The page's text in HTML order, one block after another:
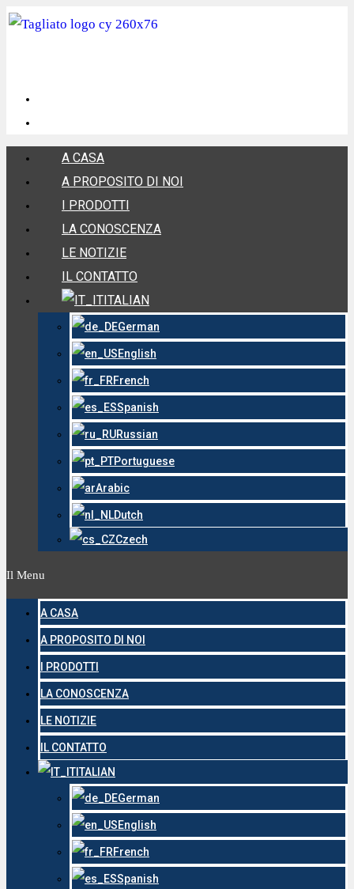
A CASA
A PROPOSITO DI NOI
I PRODOTTI
LA CONOSCENZA
LE NOTIZIE
IL CONTATTO
ITALIAN
German
English
French
Spanish
Russian
Portuguese
Arabic
Dutch
Czech
Il Menu
A CASA
A PROPOSITO DI NOI
I PRODOTTI
LA CONOSCENZA
LE NOTIZIE
IL CONTATTO
ITALIAN
German
English
French
Spanish